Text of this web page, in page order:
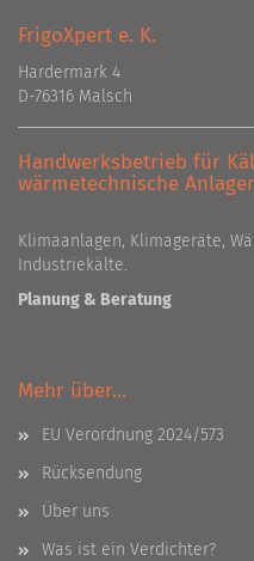
FrigoXpert e. K.
Hardermark 4
D-76316 Malsch
Handwerksbetrieb für
wärmetechnische
Klimaanlagen, Klimageräte,
Industriekälte.
Planung & Beratung
Mehr über...
EU Verordnung 2024/573
Rücksendung
Über uns
Was ist ein Verdichter?